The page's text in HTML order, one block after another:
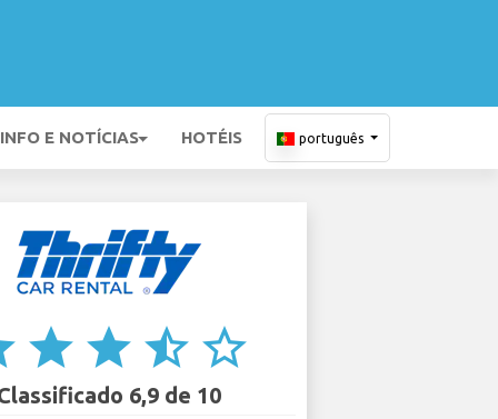
INFO E NOTÍCIAS HOTÉIS português
star star star_half star_border
6,9 de 10